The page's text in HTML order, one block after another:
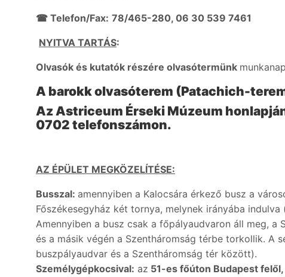
☎ Telefon/Fax: 78/465-280, 06 30 539 7461
NYITVA TARTÁS:
Olvasók és kutatók részére olvasótermünk
A barokk olvasóterem (Patachich-
Az Astriceum Érseki Múzeum
0702 telefonszámon.
AZ ÉPÜLET MEGKÖZELÍTÉSE:
Busszal: amennyiben a Kalocsára érkező busz a
Főszékesegyház két tornya, melynek irányába
Amennyiben a busz csak a főpályaudvaron áll meg,
és a másik végén a Szentháromság térbe torkollik. A
buszpályaudvar és a Szentháromság tér között).
Személygépkocsival: az 51-es főúton Budapest felől,